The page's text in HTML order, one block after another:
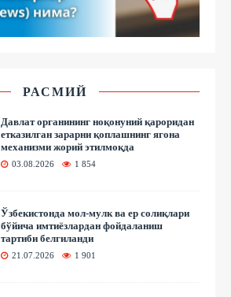
РАСМИЙ
Давлат органининг ноқонуний қароридан
етказилган зарарни қоплашнинг ягона
механизми жорий этилмоқда
03.08.2026 1 854
Ўзбекистонда мол-мулк ва ер солиқлари
бўйича имтиёзлардан фойдаланиш
тартиби белгиланди
21.07.2026 1 901